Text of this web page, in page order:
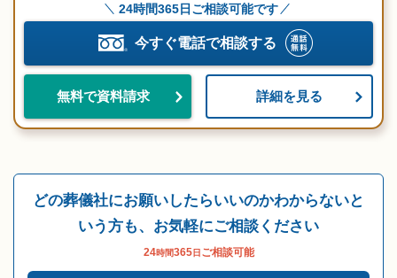
24時間365日ご相談可能です
今すぐ電話で相談する
無料で資料請求 詳細を見る
どの葬儀社にお願いしたらいいのかわからないと
いう方も、お気軽にご相談ください
24時間365日 ご相談可能